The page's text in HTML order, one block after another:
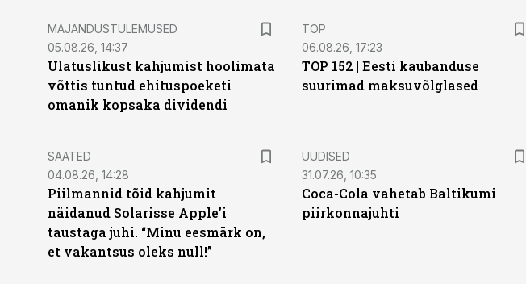
MAJANDUSTULEMUSED
05.08.26, 14:37
Ulatuslikust kahjumist hoolimata
võttis tuntud ehituspoeketi
omanik kopsaka dividendi
TOP
06.08.26, 17:23
TOP 152 | Eesti kaubanduse
suurimad maksuvõlglased
SAATED
04.08.26, 14:28
Piilmannid tõid kahjumit
näidanud Solarisse Apple’i
taustaga juhi. “Minu eesmärk on,
et vakantsus oleks null!”
UUDISED
31.07.26, 10:35
Coca-Cola vahetab Baltikumi
piirkonnajuhti